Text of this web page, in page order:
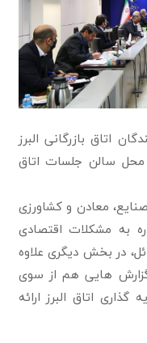
اتاق بازرگانی البرز
محل سالن جلسات اتاق
معادن و کشاورزی
به مشکلات اقتصادی
در بخش دیگری علاوه
گزارش هایی هم از سوی
اتاق البرز ارائه